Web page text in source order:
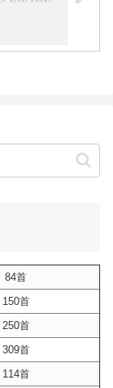
84首
150首
250首
309首
114首